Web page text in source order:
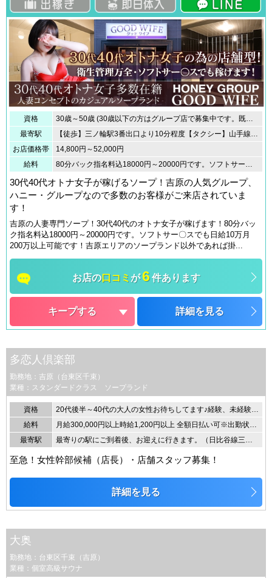
資格
30歳～50歳 (30歳以下の方はグループ店で募集中です。既婚者、シングルマザー、お子様がいる方、未経験者歓迎)※20歳未満（高校生を含む）の応募はお断りします。
最寄駅
【徒歩】三ノ輪駅3番出口より10分程度【タクシー】山手線鶯谷駅南口約1000円(1.8km)三ノ輪駅約600円(1.0km)蔵前駅約1400円(2.5km)南千住駅約1000円(1.7km)田原町駅約1,000円(1.8km)東武浅草駅約1,100円(1.9km)【電車路線】山手線・京浜東北線・日比谷線・大江戸線・銀座線・常磐線・伊勢崎線・浅草線・つくばエクスプレス
お店価格帯
14,800円～52,000円
給料
80分バック指名料込18000円～20000円です。ソフトサー〇スでも日給10万月200万以上可能です！吉原エリアのソープランド以外であれば掛け持ちは1ヶ月間は可能です。お気軽に体験入店してください。
30代40代オトナ女子が稼げるソープ！吉原の人気グループ、
ハニー・グループなので多数のお客様がご来店されていま
す！
吉原の人妻専門ソープ！30代40代のオトナ女子が稼げます！80分バッ
ク指名料込18000円～20000円です。ソフトサー〇スでも日給10万月
200万以上可能です！吉原エリアのソープランド以外であれば掛...
お店の口コミ が 6 件あります
キープする 詳細を見る
多恋人倶楽部
勤務地：吉原（台東区千束）
業種：スタンダードクラス ソープランド
資格
20代後半～40代の大人の女性お待ちしてます♪経験、未経験問いません。
給料
月給300,000円以上時給1,200円以上 全額日払い可※出勤状況により金額は変わる場合もございます。詳しくはお店にお問合せください。
最寄駅
最寄りの駅にご到着後、お迎えに行きます。（日比谷線三ノ輪駅 銀座線浅草駅 JR日暮里駅） ※車通勤OK
至急！女性幹部候補（店長）・店舗スタッフ募集！
詳細を見る
大奥
勤務地：台東区千束（吉原）
業種：個室高級サウナ